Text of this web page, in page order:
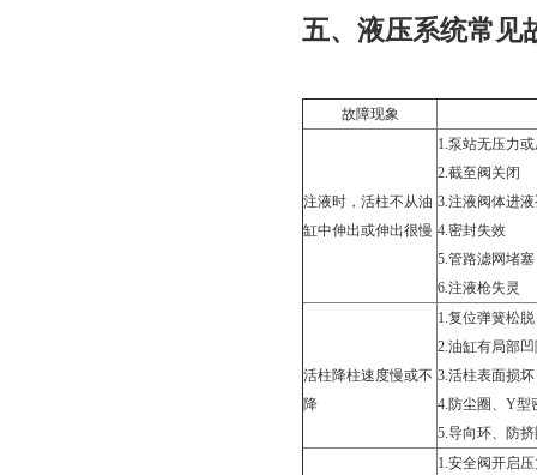
五、液压系统常见
故障现象
注液时，活柱不从油
缸中伸出或伸出很慢
1.泵站无压力
2.截至阀关闭
3.注液阀体进
4.密封失效
5.管路滤网堵塞
6.注液枪失灵
活柱降柱速度慢或不
降
1.复位弹簧松脱
2.油缸有局部
3.活柱表面损坏
4.防尘圈、 Y型
5.导向环、防
1.安全阀开启